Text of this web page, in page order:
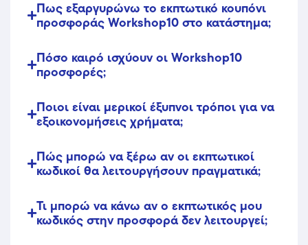
Πως εξαργυρώνω το εκπτωτικό κουπόνι
προσφοράς Workshop10 στο κατάστημα;
Πόσο καιρό ισχύουν οι Workshop10
προσφορές;
Ποιοι είναι μερικοί έξυπνοι τρόποι για να
εξοικονομήσεις χρήματα;
Πώς μπορώ να ξέρω αν οι εκπτωτικοί
κωδικοί θα λειτουργήσουν πραγματικά;
Τι μπορώ να κάνω αν ο εκπτωτικός μου
κωδικός στην προσφορά δεν λειτουργεί;